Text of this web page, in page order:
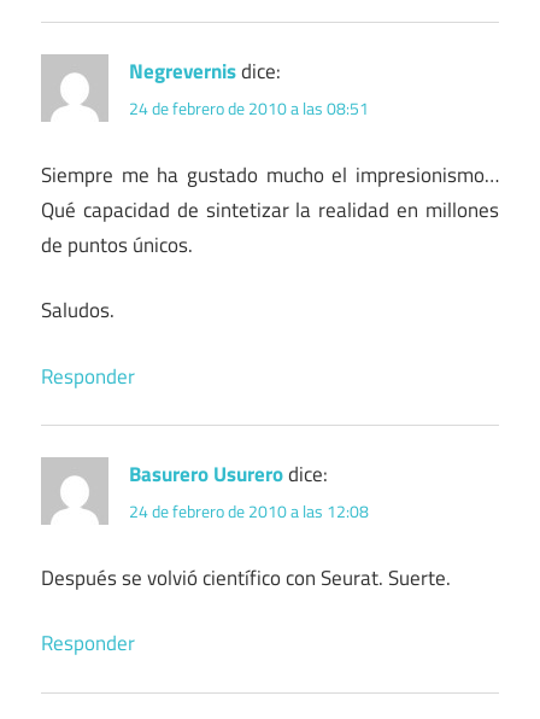
Negrevernisdice:
24 de febrero de 2010 a las 08:51
Siempre me ha gustado mucho el impresionismo…
Qué capacidad de sintetizar la realidad en millones
de puntos únicos.
Saludos.
Responder
Basurero Usurerodice:
24 de febrero de 2010 a las 12:08
Después se volvió científico con Seurat. Suerte.
Responder